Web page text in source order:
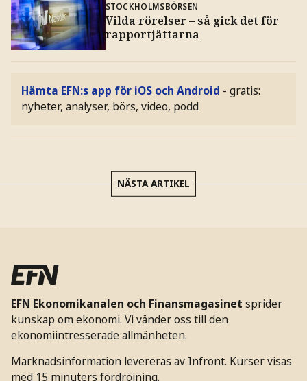
STOCKHOLMSBÖRSEN
Vilda rörelser – så gick det för
rapportjättarna
Hämta EFN:s app för iOS och Android - gratis:
nyheter, analyser, börs, video, podd
NÄSTA ARTIKEL
EFN Ekonomikanalen och Finansmagasinet sprider
kunskap om ekonomi. Vi vänder oss till den
ekonomiintresserade allmänheten.
Marknadsinformation levereras av Infront. Kurser visas
med 15 minuters fördröjning.